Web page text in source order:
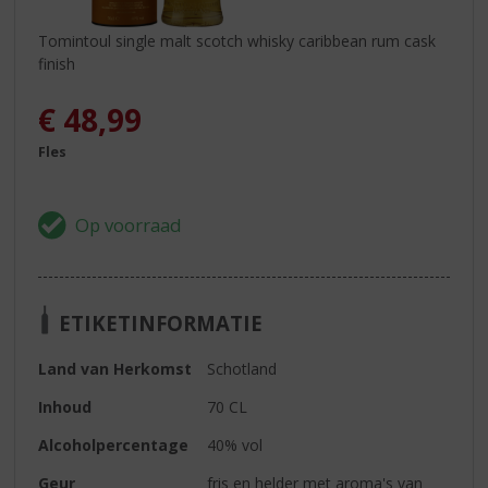
Tomintoul single malt scotch whisky caribbean rum cask
finish
€ 48,99
Fles
ETIKETINFORMATIE
Land van Herkomst
Schotland
Inhoud
70 CL
Alcoholpercentage
40% vol
Geur
fris en helder met aroma's van